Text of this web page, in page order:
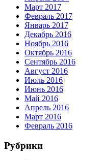
Март 2017
Февраль 2017
Январь 2017
Декабрь 2016
Ноябрь 2016
Октябрь 2016
Сентябрь 2016
Август 2016
Июль 2016
Июнь 2016
Май 2016
Апрель 2016
Март 2016
Февраль 2016
Рубрики